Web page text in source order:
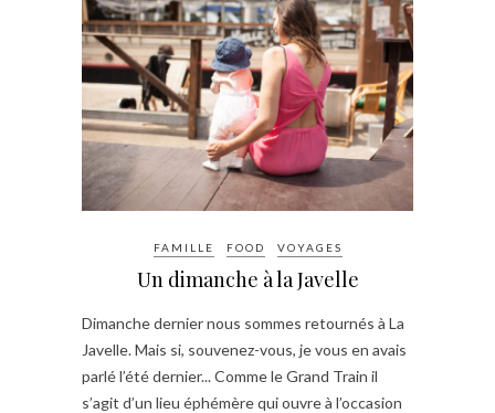
FAMILLE FOOD VOYAGES
Un dimanche à la Javelle
Dimanche dernier nous sommes retournés à La
Javelle. Mais si, souvenez-vous, je vous en avais
parlé l’été dernier... Comme le Grand Train il
s’agit d’un lieu éphémère qui ouvre à l’occasion